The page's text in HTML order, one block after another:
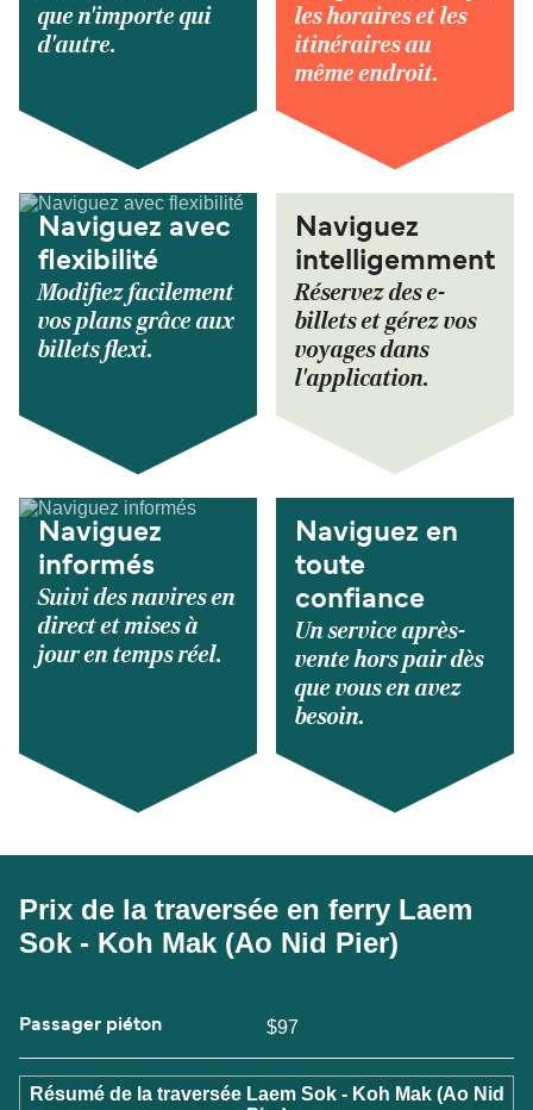
que n'importe qui
d'autre.
les horaires et les
itinéraires au
même endroit.
Naviguez avec
flexibilité
Modifiez facilement
vos plans grâce aux
billets flexi.
Naviguez
intelligemment
Réservez des e-
billets et gérez vos
voyages dans
l'application.
Naviguez
informés
Suivi des navires en
direct et mises à
jour en temps réel.
Naviguez en
toute
confiance
Un service après-
vente hors pair dès
que vous en avez
besoin.
Prix de la traversée en ferry Laem
Sok - Koh Mak (Ao Nid Pier)
Passager piéton $97
Résumé de la traversée Laem Sok - Koh Mak (Ao Nid